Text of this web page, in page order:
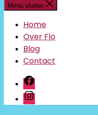
Menu sluiten
Home
Over Flo
Blog
Contact
facebook
instagram